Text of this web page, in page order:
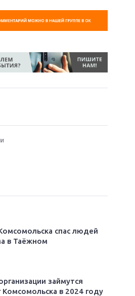
спас людей
в Таёжном
займутся
в 2024 году